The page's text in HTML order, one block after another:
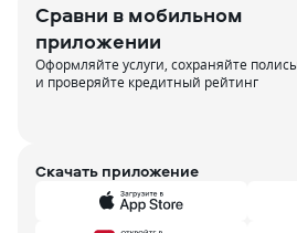
Сравни в мобильном
приложении
Оформляйте услуги, сохраняйте
и проверяйте кредитный рейтинг
Скачать приложение